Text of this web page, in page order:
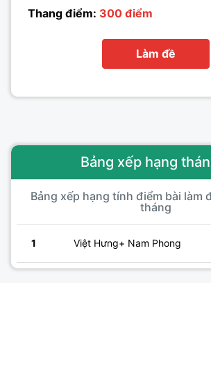
Thang điểm: 300 điểm
Làm đề
Bảng xếp hạng
Bảng xếp hạng tính điểm bài làm
tháng
1 Việt Hưng+ Nam Phong